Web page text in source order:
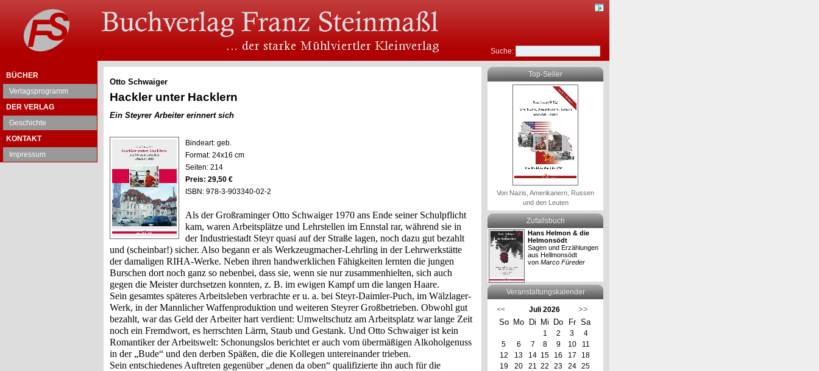
Suche:
BÜCHER
Verlagsprogramm
DER VERLAG
Geschichte
KONTAKT
Impressum
Top-Seller
Von Nazis, Amerikanern, Russen
und den Leuten
Zufallsbuch
Hans Helmon & die
Helmonsödt
Sagen und Erzählungen
aus Hellmonsödt
von Marco Füreder
Veranstaltungskalender
<< Juli 2026
>>
So
Mo Di Mi Do Fr Sa
1 2 3
4
5
6 7 8 9 10
11
12
13 14 15 16 17
18
19
20 21 22 23 24
25
Otto Schwaiger
Hackler unter Hacklern
Ein Steyrer Arbeiter erinnert sich
Bindeart: geb.
Format: 24x16 cm
Seiten: 214
Preis: 29,50 €
ISBN: 978-3-903340-02-2
Als der Großraminger Otto Schwaiger 1970 ans Ende seiner Schul­pflicht
kam, waren Arbeitsplätze und Lehrstellen im Ennstal rar, während sie in
der Industriestadt Steyr quasi auf der Straße lagen, noch dazu gut bezahlt
und (scheinbar!) sicher. Also begann er als Werkzeugmacher-Lehrling in der Lehrwerkstätte
der damaligen RIHA-Werke. Neben ihren handwerklichen Fähigkeiten lernten die jungen
Burschen dort noch ganz so nebenbei, dass sie, wenn sie nur zusammenhielten, sich auch
gegen die Meister durchsetzen konnten, z. B. im ewigen Kampf um die langen Haare.
Sein gesamtes späteres Arbeits­leben verbrachte er u. a. bei Steyr-Daimler-Puch, im Wälzlager-
Werk, in der Mannlicher Waffenproduktion und weiteren Steyrer Großbetrieben. Obwohl gut
bezahlt, war das Geld der Arbeiter hart verdient: Umweltschutz am Arbeitsplatz war lange Zeit
noch ein Fremdwort, es herrschten Lärm, Staub und Gestank. Und Otto Schwaiger ist kein
Romantiker der Arbeitswelt: Schonungslos berichtet er auch vom übermäßigen Alkoholgenuss
in der „Bude“ und den derben Späßen, die die Kollegen untereinander trieben.
Sein entschiedenes Auftreten gegenüber „denen da oben“ qualifizierte ihn auch für die